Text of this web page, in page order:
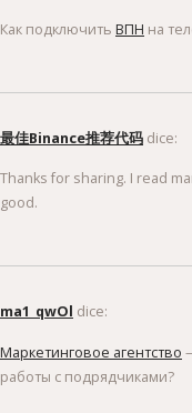
Как подключить ВПН на
最佳Binance推荐代码 dice:
Thanks for sharing. I read
good.
ma1_qwOl dice:
Маркетинговое агентство
работы с подрядчиками?